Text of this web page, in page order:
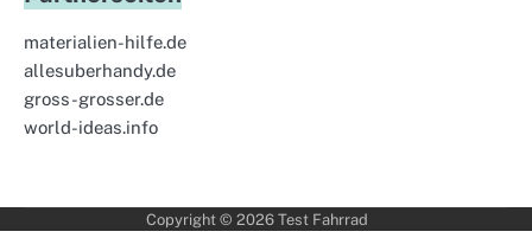
materialien-hilfe.de
allesuberhandy.de
gross-grosser.de
world-ideas.info
Copyright © 2026 Test Fahrrad